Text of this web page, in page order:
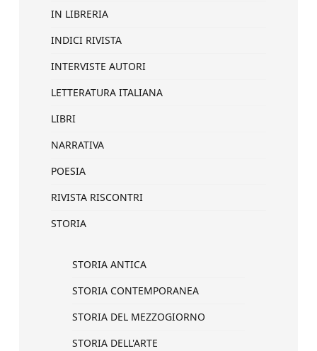
IN LIBRERIA
INDICI RIVISTA
INTERVISTE AUTORI
LETTERATURA ITALIANA
LIBRI
NARRATIVA
POESIA
RIVISTA RISCONTRI
STORIA
STORIA ANTICA
STORIA CONTEMPORANEA
STORIA DEL MEZZOGIORNO
STORIA DELL'ARTE